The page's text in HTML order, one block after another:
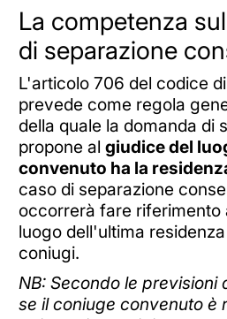
La competenza
di separazione
L'articolo 706 del codice
prevede come regola
della quale la domanda di
propone al giudice del
convenuto ha la
caso di separazione
occorrerà fare riferimento
luogo dell'ultima
coniugi.
NB: Secondo le
se il coniuge convenuto è